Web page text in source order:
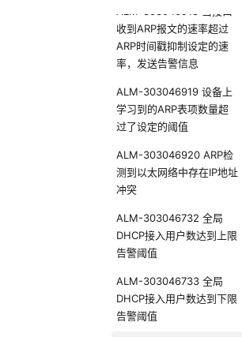
收到ARP报文的速率超过
ARP时间戳抑制设定的速
率，发送告警信息
ALM-303046919 设备上
学习到的ARP表项数量超
过了设定的阈值
ALM-303046920 ARP检
测到以太网络中存在IP地址
冲突
ALM-303046732 全局
DHCP接入用户数达到上限
告警阈值
ALM-303046733 全局
DHCP接入用户数达到下限
告警阈值